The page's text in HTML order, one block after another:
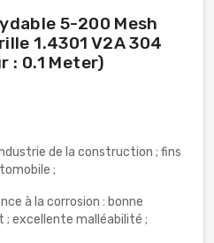
5-200 Mesh
1.4301 V2A 304
: 0.1 Meter)
de la construction ; fins
;
à la corrosion : bonne
; excellente malléabilité ;